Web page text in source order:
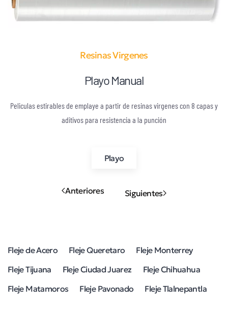
Resinas Virgenes
PlayoManual
Peliculas estirables de emplaye a partir de resinas virgenes con 8 capas y
aditivos para resistencia a la punción
Playo
Anteriores Siguientes
Fleje de Acero Fleje Queretaro
Fleje Monterrey
Fleje Tijuana
Fleje Ciudad Juarez
Fleje Chihuahua
Fleje Matamoros
Fleje Pavonado Fleje Tlalnepantla